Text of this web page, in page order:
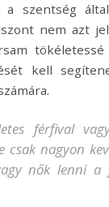
szentség
nem azt
kell
férfival
csak nagyon
nők lenni a